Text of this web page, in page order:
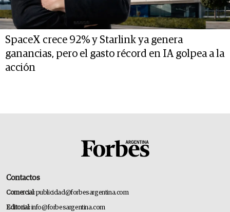
SpaceX crece 92% y Starlink ya genera
ganancias, pero el gasto récord en IA golpea a la
acción
Contactos
Comercial:publicidad@forbesargentina.com
Editorial:info@forbesargentina.com